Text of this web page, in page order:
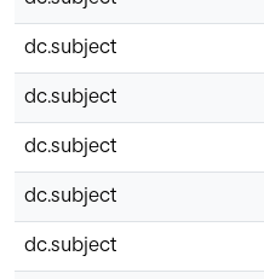
dc.subject
dc.subject
dc.subject
dc.subject
dc.subject